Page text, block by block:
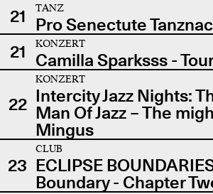
21
TANZ
Pro Senectute
21
KONZERT
Camilla Sparksss -
22
KONZERT
Intercity Jazz Nights:
Man Of Jazz – The
Mingus
23
CLUB
ECLIPSE
Boundary - Chapter